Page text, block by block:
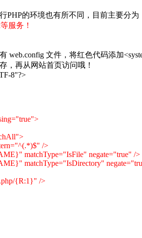
PHP的环境也有所不同，目前主要分
服务！
web.config 文件，将红色代码添加
，再从网站首页访问哦！
8"?>
/>
matchType="IsFile" negate="true" />
matchType="IsDirectory"
{R:1}" />